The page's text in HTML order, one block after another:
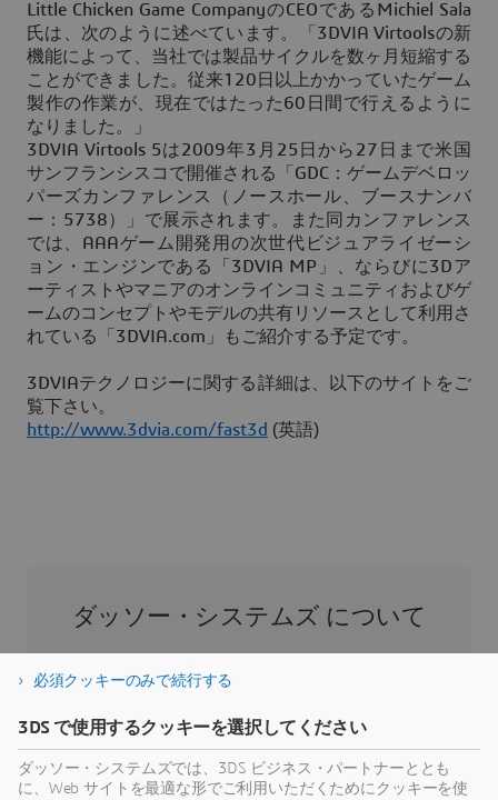
Little Chicken Game CompanyのCEOであるMichiel Sala
氏は、次のように述べています。「3DVIA Virtoolsの新
機能によって、当社では製品サイクルを数ヶ月短縮する
ことができました。従来120日以上かかっていたゲーム
製作の作業が、現在ではたった60日間で行えるように
なりました。」
3DVIA Virtools 5は2009年3月25日から27日まで米国
サンフランシスコで開催される「GDC：ゲームデベロッ
パーズカンファレンス（ノースホール、ブースナンバ
ー：5738）」で展示されます。また同カンファレンス
では、AAAゲーム開発用の次世代ビジュアライゼーシ
ョン・エンジンである「3DVIA MP」、ならびに3Dア
ーティストやマニアのオンラインコミュニティおよびゲ
ームのコンセプトやモデルの共有リソースとして利用さ
れている「3DVIA.com」もご紹介する予定です。
3DVIAテクノロジーに関する詳細は、以下のサイトをご
覧下さい。
http://www.3dvia.com/fast3d (英語)
ダッソー・システムズ について
る役割を担う企業です。1981年の設立以来、同
社はバーチャル世界を開拓し、消費者、患者、
向へと導いてきました。ダッソー・システムズ
必須クッキーのみで続行する
3DS で使用するクッキーを選択してください
ダッソー・システムズでは、3DS ビジネス・パートナーととも
に、Web サイトを最適な形でご利用いただくためにクッキーを使